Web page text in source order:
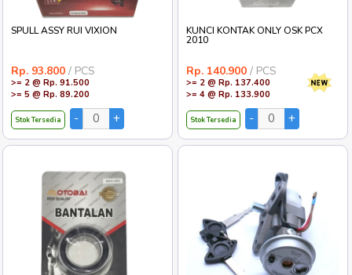
SPULL ASSY RUI VIXION
Rp. 93.800 / PCS
>= 2 @ Rp. 91.500
>= 5 @ Rp. 89.200
Stok Tersedia
KUNCI KONTAK ONLY OSK PCX
2010
Rp. 140.900 / PCS
>= 2 @ Rp. 137.400
>= 4 @ Rp. 133.900
Stok Tersedia